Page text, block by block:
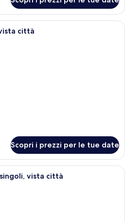
Una camera d'hotel moderna con
città
Scopri i prezzi per le tue date
Una camera d'albergo con due letti,
vista città